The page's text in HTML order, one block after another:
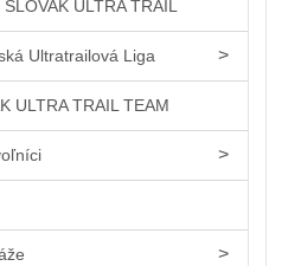
ULTRA TRAIL
Ultratrailová Liga
ULTRA TRAIL TEAM